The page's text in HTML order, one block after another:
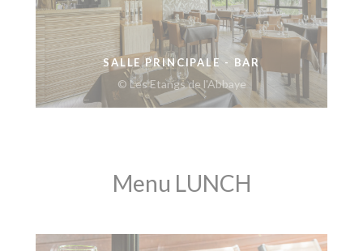
SALLE PRINCIPALE - BAR
© Les Etangs de l'Abbaye
Menu LUNCH